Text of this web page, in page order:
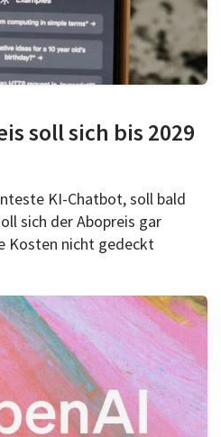
soll sich bis 2029
KI-Chatbot, soll bald
sich der Abopreis gar
Kosten nicht gedeckt